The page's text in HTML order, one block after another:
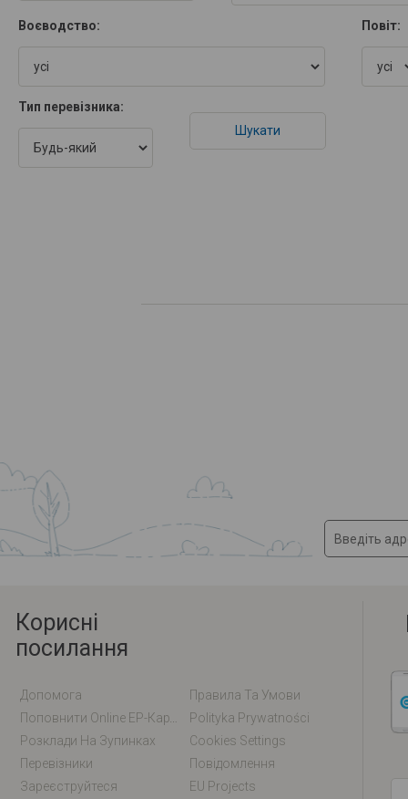
Воєводство: Повіт:
Тип перевізника:
Корисні
посилання
Допомога
Правила Та Умови
Polityka Prywatności
Розклади На Зупинках
Cookies Settings
Перевізники
Повідомлення
Зареєструйтеся
EU Projects